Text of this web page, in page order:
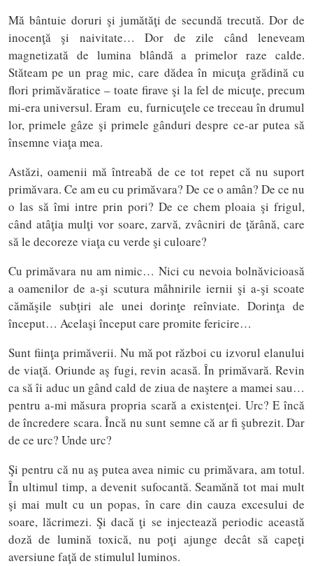
Mă bântuie doruri şi jumătăţi de secundă trecută. Dor de
inocenţă şi naivitate… Dor de zile când leneveam
magnetizată de lumina blândă a primelor raze calde.
Stăteam pe un prag mic, care dădea în micuţa grădină cu
flori primăvăratice – toate firave şi la fel de micuţe, precum
mi-era universul. Eram eu, furnicuţele ce treceau în drumul
lor, primele gâze şi primele gânduri despre ce-ar putea să
însemne viaţa mea.
Astăzi, oamenii mă întreabă de ce tot repet că nu suport
primăvara. Ce am eu cu primăvara? De ce o amân? De ce nu
o las să îmi intre prin pori? De ce chem ploaia şi frigul,
când atâţia mulţi vor soare, zarvă, zvâcniri de ţărână, care
să le decoreze viaţa cu verde şi culoare?
Cu primăvara nu am nimic… Nici cu nevoia bolnăvicioasă
a oamenilor de a-şi scutura mâhnirile iernii şi a-şi scoate
cămăşile subţiri ale unei dorinţe reînviate. Dorinţa de
început… Acelaşi început care promite fericire…
Sunt fiinţa primăverii. Nu mă pot război cu izvorul elanului
de viaţă. Oriunde aş fugi, revin acasă. În primăvară. Revin
ca să îi aduc un gând cald de ziua de naştere a mamei sau…
pentru a-mi măsura propria scară a existenţei. Urc? E încă
de încredere scara. Încă nu sunt semne că ar fi şubrezit. Dar
de ce urc? Unde urc?
Şi pentru că nu aş putea avea nimic cu primăvara, am totul.
În ultimul timp, a devenit sufocantă. Seamănă tot mai mult
şi mai mult cu un popas, în care din cauza excesului de
soare, lăcrimezi. Şi dacă ţi se injectează periodic această
doză de lumină toxică, nu poţi ajunge decât să capeţi
aversiune faţă de stimulul luminos.